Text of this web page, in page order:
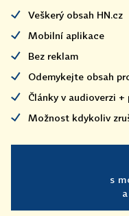
Veškerý obsah HN.cz
Mobilní aplikace
Bez reklam
Odemykejte obsah
Články v audioverzi +
Možnost kdykoliv
s